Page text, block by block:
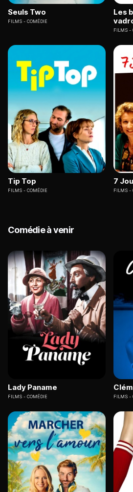
Seuls Two
FILMS COMÉDIE
Les
FILMS
Tip Top
FILMS COMÉDIE
7
FILMS
Comédie à venir
Lady Paname
FILMS COMÉDIE FILMS